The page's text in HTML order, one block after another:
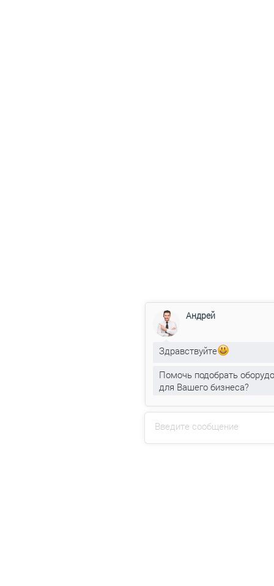
Напишите
Введите сообщение
Андрей
Здравствуйте
Помочь подобрать
для Вашего бизнеса?